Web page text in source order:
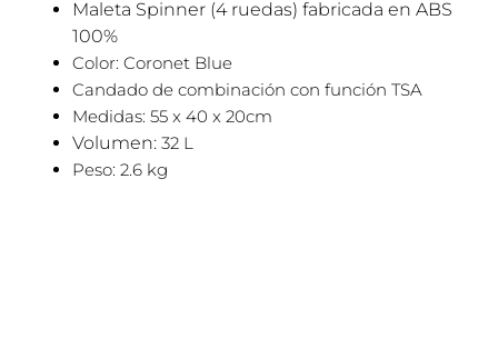
Maleta Spinner (4 ruedas) fabricada en ABS
100%
Color: Coronet Blue
Candado de combinación con función TSA
Medidas: 55 x 40 x 20cm
Volumen: 32 L
Peso: 2.6 kg